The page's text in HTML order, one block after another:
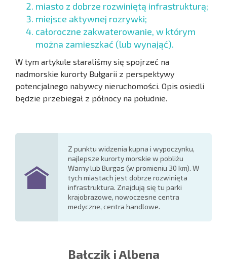
miasto z dobrze rozwiniętą infrastrukturą;
miejsce aktywnej rozrywki;
całoroczne zakwaterowanie, w którym
można zamieszkać (lub wynająć).
W tym artykule staraliśmy się spojrzeć na
nadmorskie kurorty Bułgarii z perspektywy
potencjalnego nabywcy nieruchomości. Opis osiedli
będzie przebiegał z północy na południe.
Z punktu widzenia kupna i wypoczynku,
najlepsze kurorty morskie w pobliżu
Warny lub Burgas (w promieniu 30 km). W
tych miastach jest dobrze rozwinięta
infrastruktura. Znajdują się tu parki
krajobrazowe, nowoczesne centra
medyczne, centra handlowe.
Bałczik i Albena